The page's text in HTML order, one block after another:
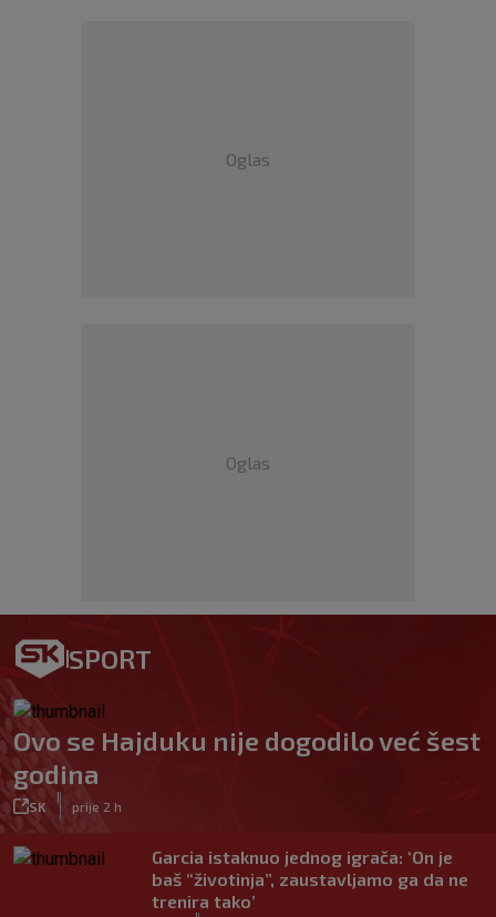
Oglas
Oglas
SPORT
Ovo se Hajduku nije dogodilo već šest
godina
SK prije 2 h
Garcia istaknuo jednog igrača: ‘On je
baš “životinja”, zaustavljamo ga da ne
trenira tako’